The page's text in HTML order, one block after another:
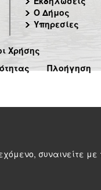
Ο Δήμος
Υπηρεσίες
Χρήσης
Πλοήγηση
συναινείτε με